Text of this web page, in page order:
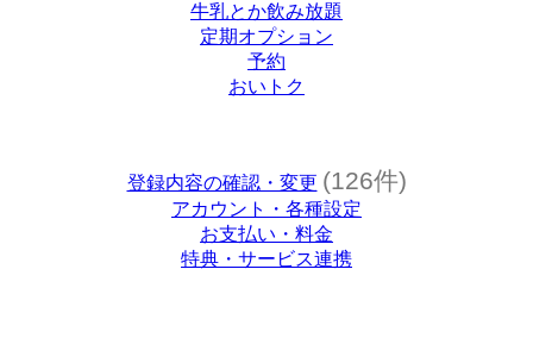
牛乳とか飲み放題
定期オプション
予約
おいトク
登録内容の確認・変更 (126件)
アカウント・各種設定
お支払い・料金
特典・サービス連携